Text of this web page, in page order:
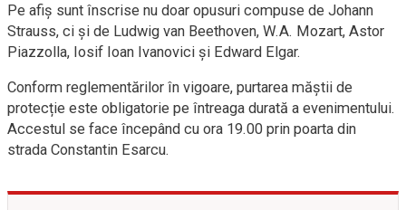
Pe afiș sunt înscrise nu doar opusuri compuse de Johann
Strauss, ci și de Ludwig van Beethoven, W.A. Mozart, Astor
Piazzolla, Iosif Ioan Ivanovici și Edward Elgar.
Conform reglementărilor în vigoare, purtarea măștii de
protecție este obligatorie pe întreaga durată a evenimentului.
Accestul se face începând cu ora 19.00 prin poarta din
strada Constantin Esarcu.